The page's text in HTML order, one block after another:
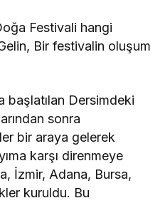
Festivali hangi
Bir festivalin oluşum
başlatılan Dersimdeki
sonra
bir araya gelerek
karşı direnmeye
İzmir, Adana, Bursa,
kuruldu. Bu